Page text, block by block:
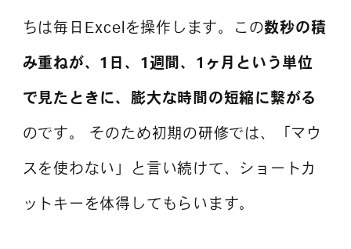
ちは毎日Excelを操作します。この数秒の積
み重ねが、1日、1週間、1ヶ月という単位
で見たときに、膨大な時間の短縮に繋がる
のです。 そのため初期の研修では、「マウ
スを使わない」と言い続けて、ショートカ
ットキーを体得してもらいます。